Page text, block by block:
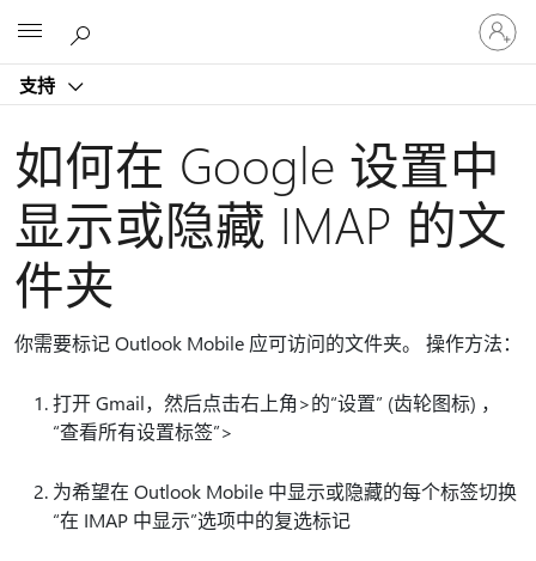
支持
请
登
录
帐
户
如何在 Google 设置中
显示或隐藏 IMAP 的文
件夹
你需要标记 Outlook Mobile 应可访问的文件夹。 操作方法：
打开 Gmail，然后点击右上角>的“设置” (齿轮图标) ，
“查看所有设置标签”>
为希望在 Outlook Mobile 中显示或隐藏的每个标签切换
“在 IMAP 中显示”选项中的复选标记